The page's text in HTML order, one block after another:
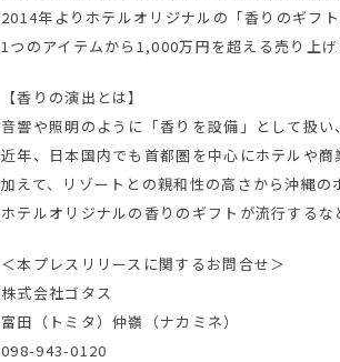
2014年よりホテルオリジナルの「香りのギフ
1つのアイテムから1,000万円を超える売り上げ
【香りの演出とは】
音響や照明のように「香りを設備」として扱
近年、日本国内でも首都圏を中心にホテルや商
加えて、リゾートとの親和性の高さから沖縄の
ホテルオリジナルの香りのギフトが流行するな
＜本プレスリリースに関するお問合せ＞
株式会社ゴタス
富田（トミタ）仲嶺（ナカミネ）
098-943-0120